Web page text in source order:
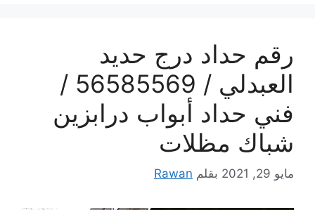
رقم حداد درج حديد
العبدلي / 56585569 /
فني حداد أبواب درابزين
شباك مظلات
مايو 29, 2021 بقلم Rawan